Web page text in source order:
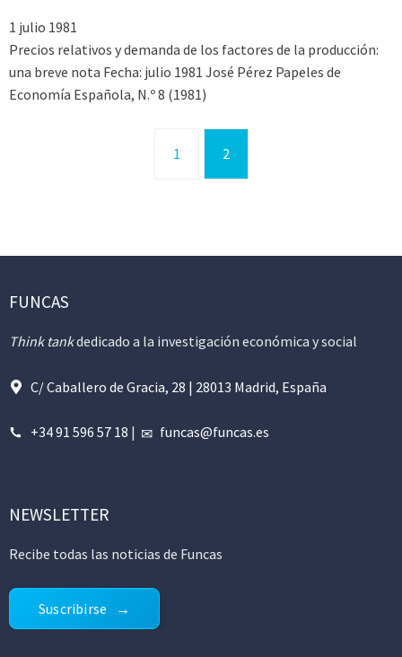
1 julio 1981
Precios relativos y demanda de los factores de la producción:
una breve nota Fecha: julio 1981 José Pérez Papeles de
Economía Española, N.º 8 (1981)
1 2
FUNCAS
Think tankdedicado a la investigación económica y social
C/ Caballero de Gracia, 28 | 28013 Madrid, España
+34 91 596 57 18 | funcas@funcas.es
NEWSLETTER
Recibe todas las noticias de Funcas
Suscribirse